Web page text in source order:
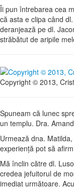
Îi pun întrebarea cea
că asta e clipa când
deranjează pe dl.
străbătut de aripile
Copyright © 2013,
Spuneam că lunec
un templu. Dra.
Urmează dna.
experienţă pot să
Mă înclin către dl.
credea jefuitorul de
imediat următoare.